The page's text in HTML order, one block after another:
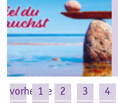
vorherige
1 2 3 4